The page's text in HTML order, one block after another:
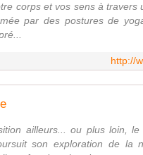
corps et vos sens à travers
par des postures de
http://
ailleurs... ou plus loin, le
son exploration de la